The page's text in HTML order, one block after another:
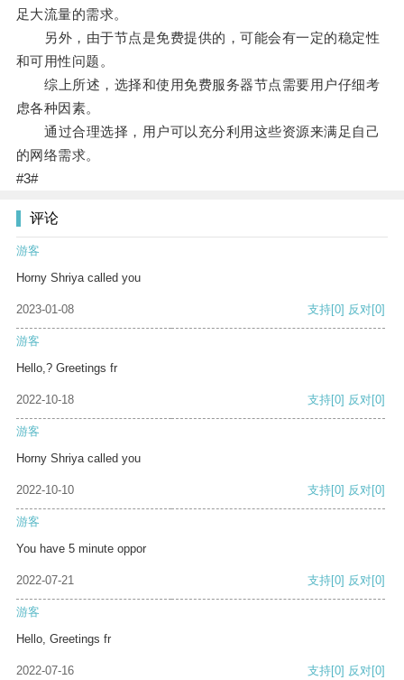
足大流量的需求。
另外，由于节点是免费提供的，可能会有一定的稳定性
和可用性问题。
综上所述，选择和使用免费服务器节点需要用户仔细考
虑各种因素。
通过合理选择，用户可以充分利用这些资源来满足自己
的网络需求。
#3#
评论
游客
Horny Shriya called you
2023-01-08 支持[0] 反对[0]
游客
Hello,? Greetings fr
2022-10-18 支持[0] 反对[0]
游客
Horny Shriya called you
2022-10-10 支持[0] 反对[0]
游客
You have 5 minute oppor
2022-07-21 支持[0] 反对[0]
游客
Hello, Greetings fr
2022-07-16 支持[0] 反对[0]